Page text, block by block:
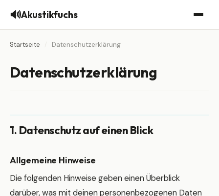
🔊Akustikfuchs
Startseite Datenschutzerklärung
Datenschutzerklärung
1. Datenschutz auf einen Blick
Allgemeine Hinweise
Die folgenden Hinweise geben einen Überblick
darüber, was mit deinen personenbezogenen Daten